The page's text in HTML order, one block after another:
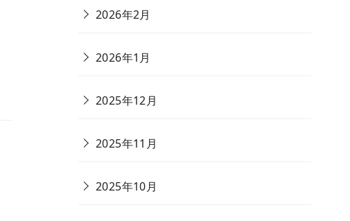
2026年2月
2026年1月
2025年12月
2025年11月
2025年10月